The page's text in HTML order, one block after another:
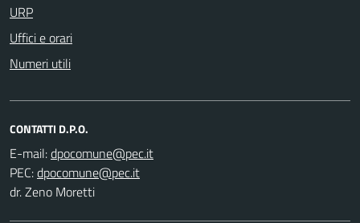
URP
Uffici e orari
Numeri utili
CONTATTI D.P.O.
E-mail:
PEC:
dr. Zeno Moretti